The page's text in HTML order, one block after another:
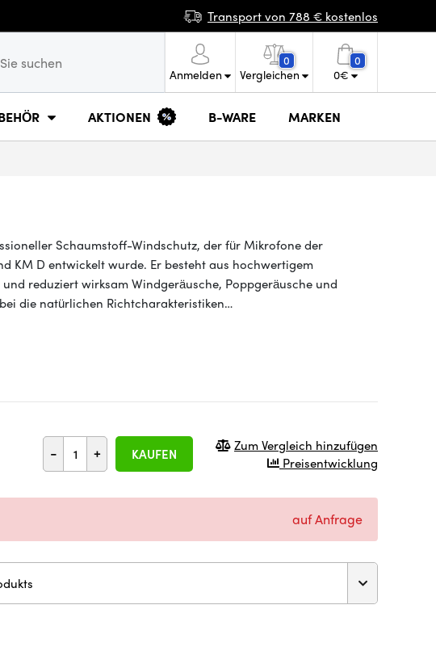
Transport von 788 € kostenlos
Anmelden
0
Vergleichen
0
0€
AKTIONEN B-WARE MARKEN
Schaumstoff-Windschutz, der für Mikrofone der
KM D entwickelt wurde. Er besteht aus hochwertigem
reduziert wirksam Windgeräusche, Poppgeräusche und
die natürlichen Richtcharakteristiken…
- + KAUFEN
Zum Vergleich hinzufügen
Preisentwicklung
auf Anfrage